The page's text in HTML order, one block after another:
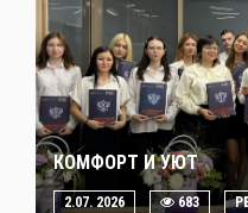
КОМФОРТ И УЮТ
2.07. 2026 683